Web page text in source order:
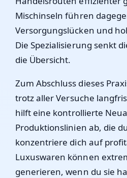
Mischinseln führen
Versorgungslücken und
Die Spezialisierung senkt
die Übersicht.
Zum Abschluss dieses
trotz aller Versuche
hilft eine kontrollierte
Produktionslinien ab, die
konzentriere dich auf
Luxuswaren können
generieren, wenn du sie